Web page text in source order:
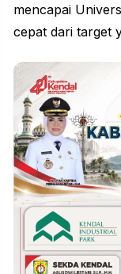
mencapai
cepat dari target